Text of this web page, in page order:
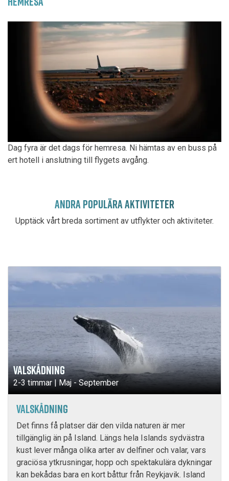
Dag fyra är det dags för hemresa. Ni hämtas av en buss på
ert hotell i anslutning till flygets avgång.
ANDRA POPULÄRA AKTIVITETER
Upptäck vårt breda sortiment av utflykter och aktiviteter.
VALSKÅDNING
2-3 timmar | Maj - September
VALSKÅDNING
Det finns få platser där den vilda naturen är mer
tillgänglig än på Island. Längs hela Islands sydvästra
kust lever många olika arter av delfiner och valar, vars
graciösa ytkrusningar, hopp och spektakulära dykningar
kan bekådas bara en kort båttur från Reykjavik. Island